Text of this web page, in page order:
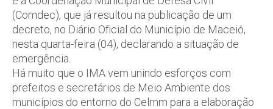
(Comdec), que já resultou na publicação de um
decreto, no Diário Oficial do Município de Maceió,
nesta quarta-feira (04), declarando a situação de
emergência.
Há muito que o IMA vem unindo esforços com
prefeitos e secretários de Meio Ambiente dos
municípios do entorno do Celmm para a elaboração